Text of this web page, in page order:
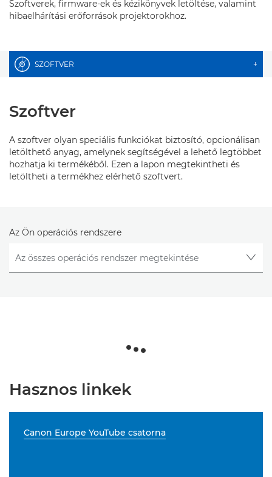
Szoftverek, firmware-ek és kézikönyvek letöltése, valamint
hibaelhárítási erőforrások projektorokhoz.
SZOFTVER +
Szoftver
A szoftver olyan speciális funkciókat biztosító, opcionálisan
letölthető anyag, amelynek segítségével a lehető legtöbbet
hozhatja ki termékéből. Ezen a lapon megtekintheti és
letöltheti a termékhez elérhető szoftvert.
Az Ön operációs rendszere
Hasznos linkek
Canon Europe YouTube csatorna